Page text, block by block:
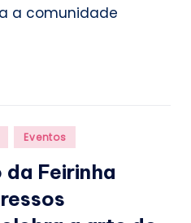
a comunidade
Eventos
Feirinha